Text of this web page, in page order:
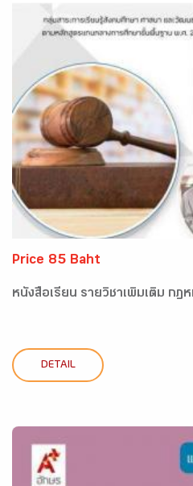
Price 85 Baht
หนังสือเรียน รายวิชาเพิ่มเติม กฏ
DETAIL